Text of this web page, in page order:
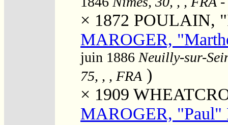
× 1872 POULAIN,
MAROGER,
juin 1886 Neuilly-sur-
75, , , FRA )
× 1909
MAROGER, "Paul"